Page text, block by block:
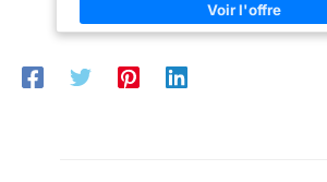
pas incluse dans la livraison]